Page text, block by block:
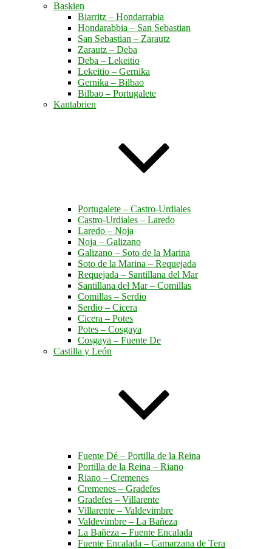
Baskien
Biarritz – Hondarrabia
Hondarabbia – San Sebastian
San Sebastian – Zarautz
Zarautz – Deba
Deba – Lekeitio
Lekeitio – Gernika
Gernika – Bilbao
Bilbao – Portugalete
Kantabrien
Portugalete – Castro-Urdiales
Castro-Urdiales – Laredo
Laredo – Noja
Noja – Galizano
Galizano – Soto de la Marina
Soto de la Marina – Requejada
Requejada – Santillana del Mar
Santillana del Mar – Comillas
Comillas – Serdio
Serdio – Cicera
Cicera – Potes
Potes – Cosgaya
Cosgaya – Fuente De
Castilla y León
Fuente Dé – Portilla de la Reina
Portilla de la Reina – Riano
Riano – Cremenes
Cremenes – Gradefes
Gradefes – Villarente
Villarente – Valdevimbre
Valdevimbre – La Bañeza
La Bañeza – Fuente Encalada
Fuente Encalada – Camarzana de Tera